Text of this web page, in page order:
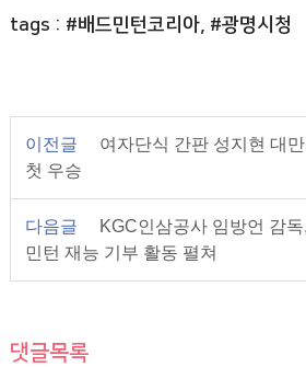
tags : #배드민턴코리아, #광명시청
이전글
여자단식 간판 성지현 대
첫 우승
다음글
KGC인삼공사 임방언 감
민턴 재능 기부 활동 펼쳐
댓글목록